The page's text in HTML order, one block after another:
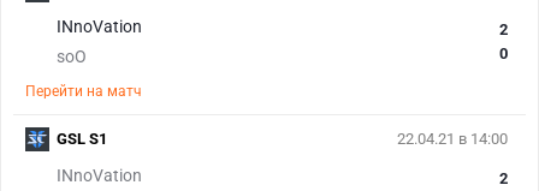
INnoVation
soO
2
0
Перейти на матч
22.04.21 в 14:00
INnoVation
2
GSL S1